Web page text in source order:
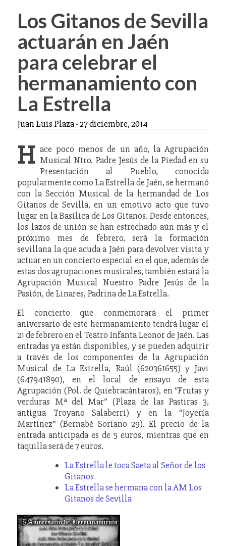
Los Gitanos de Sevilla
actuarán en Jaén
para celebrar el
hermanamiento con
La Estrella
Juan Luis Plaza-27 diciembre, 2014
H ace poco menos de un año, la Agrupación
Musical Ntro. Padre Jesús de la Piedad en su
Presentación al Pueblo, conocida
popularmente como La Estrella de Jaén, se hermanó
con la Sección Musical de la hermandad de Los
Gitanos de Sevilla, en un emotivo acto que tuvo
lugar en la Basílica de Los Gitanos. Desde entonces,
los lazos de unión se han estrechado aún más y el
próximo mes de febrero, será la formación
sevillana la que acuda a Jaén para devolver visita y
actuar en un concierto especial en el que, además de
estas dos agrupaciones musicales, también estará la
Agrupación Musical Nuestro Padre Jesús de la
Pasión, de Linares, Padrina de La Estrella.
El concierto que conmemorará el primer
aniversario de este hermanamiento tendrá lugar el
21 de febrero en el Teatro Infanta Leonor de Jaén. Las
entradas ya están disponibles, y se pueden adquirir
a través de los componentes de la Agrupación
Musical de La Estrella, Raúl (620361655) y Javi
(647941890), en el local de ensayo de esta
Agrupación (Pol. de Quiebracántaros), en “Frutas y
verduras Mª del Mar” (Plaza de las Pastiras 3,
antigua Troyano Salaberri) y en la “Joyería
Martínez” (Bernabé Soriano 29). El precio de la
entrada anticipada es de 5 euros, mientras que en
taquilla será de 7 euros.
La Estrella le toca Saeta al Señor de los
Gitanos
La Estrella se hermana con la AM Los
Gitanos de Sevilla